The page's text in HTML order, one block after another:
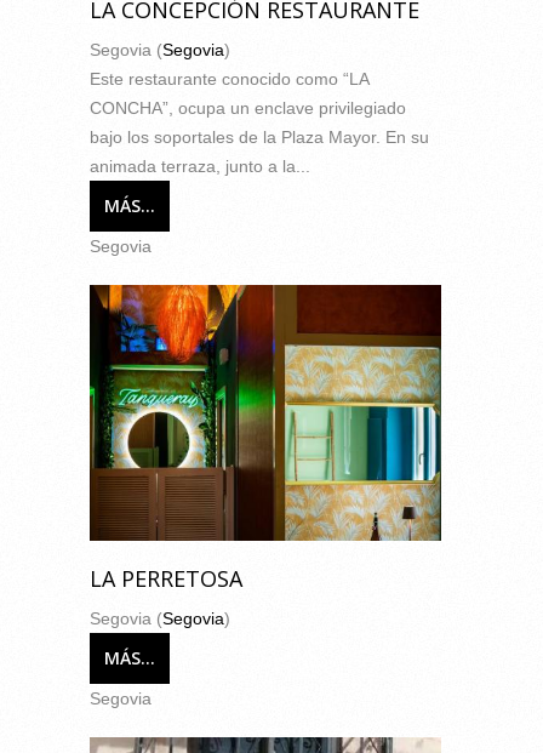
LA CONCEPCIÓN RESTAURANTE
Segovia (Segovia)
Este restaurante conocido como “LA
CONCHA”, ocupa un enclave privilegiado
bajo los soportales de la Plaza Mayor. En su
animada terraza, junto a la...
MÁS...
Segovia
LA PERRETOSA
Segovia (Segovia)
MÁS...
Segovia